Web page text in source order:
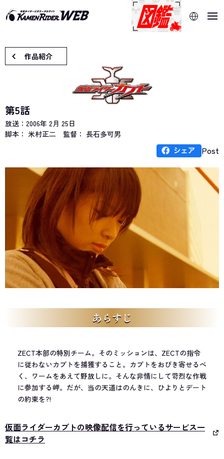
当サイトでは、機械的な自動翻訳サービスを使用していま
す。指定した言語に切り替わらないページは、ブラウザの翻
訳機能をご利用ください。
作品紹介
第5話
放送： 2006年 2月 25日
脚本： 米村正二
監督： 長石多可男
Post
あらすじ
ZECT本部の特別チーム。そのミッションは、ZECTの指令
に従わないカブトを捕獲すること。カブトをおびき寄せるべ
く、ワームをあえて野放しに。そんな非情にして苛烈な作戦
に参加する岬。だが、当の天道はのんきに、ひよりとデート
の約束を?!
仮面ライダーカブトの映像配信を行っているサービス一
覧はコチラ